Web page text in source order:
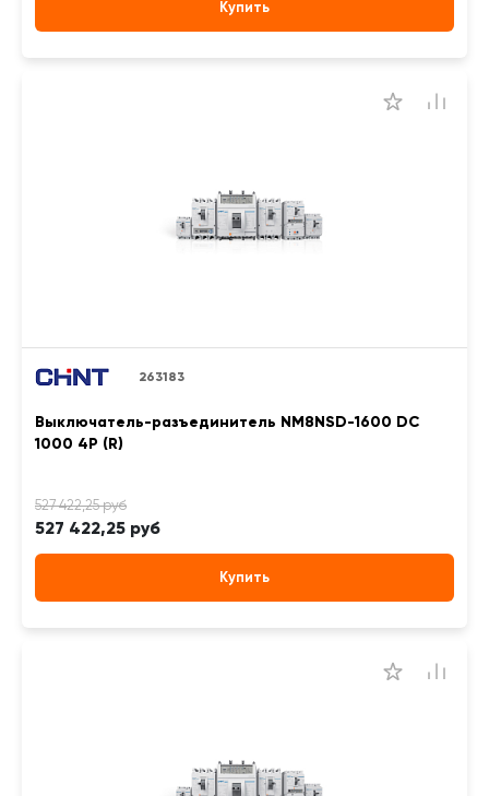
Купить
263183
Выключатель-разъединитель NM8NSD-1600 DC
1000 4P (R)
527 422,25 руб
Купить